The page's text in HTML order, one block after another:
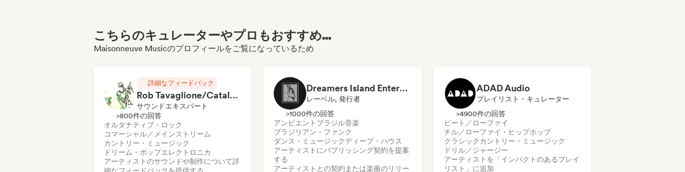
こちらのキュレーターやプロもおすすめ...
Maisonneuve Musicのプロフィールをご覧になっているため
詳細なフィードバック
Rob Tavaglione/Catalyst Recording
サウンドエキスパート
>800件の回答
オルタナティブ・ロック
コマーシャル／メインストリーム
カントリー・ミュージック
ドリーム・ポップエレクトロニカ
アーティストのサウンドや制作について詳
Dreamers Island Entertainment
レーベル, 発行者
>1000件の回答
アンビエント ブラジル音楽
ブラジリアン・ファンク
ダンス・ミュージックディープ・ハウス
アーティストにパブリッシング契約を提案
する
アーティストとの契約または楽曲のリリー
ADAD Audio
プレイリスト・キュレーター
>4900件の回答
ビート／ローファイ
チル／ローファイ・ヒップホップ
クラシック カントリー・ミュージック
ドリル／ジャージー
アーティストを「インパクトのあるプレイ
リスト」に追加